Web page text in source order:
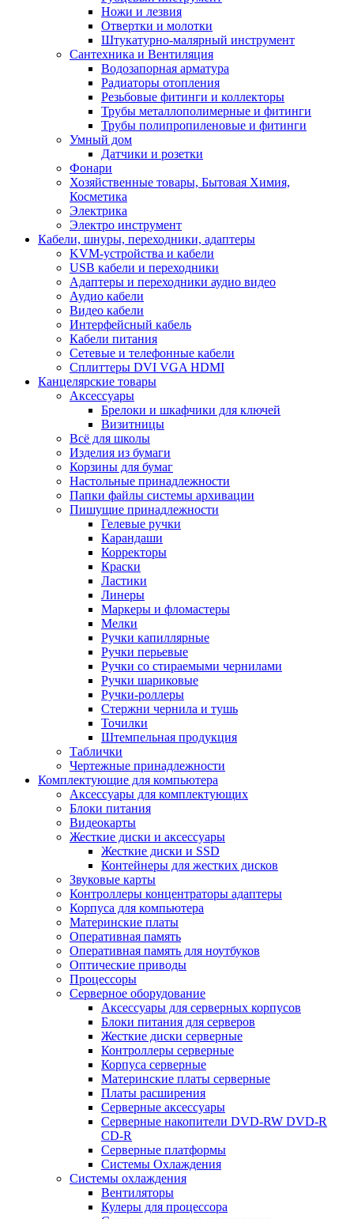
Ножи и лезвия
Отвертки и молотки
Штукатурно-малярный инструмент
Сантехника и Вентиляция
Водозапорная арматура
Радиаторы отопления
Резьбовые фитинги и коллекторы
Трубы металлополимерные и фитинги
Трубы полипропиленовые и фитинги
Умный дом
Датчики и розетки
Фонари
Хозяйственные товары, Бытовая Химия,
Косметика
Электрика
Электро инструмент
Кабели, шнуры, переходники, адаптеры
KVM-устройства и кабели
USB кабели и переходники
Адаптеры и переходники аудио видео
Аудио кабели
Видео кабели
Интерфейсный кабель
Кабели питания
Сетевые и телефонные кабели
Сплиттеры DVI VGA HDMI
Канцелярские товары
Аксессуары
Брелоки и шкафчики для ключей
Визитницы
Всё для школы
Изделия из бумаги
Корзины для бумаг
Настольные принадлежности
Папки файлы системы архивации
Пишущие принадлежности
Гелевые ручки
Карандаши
Корректоры
Краски
Ластики
Линеры
Маркеры и фломастеры
Мелки
Ручки капиллярные
Ручки перьевые
Ручки со стираемыми чернилами
Ручки шариковые
Ручки-роллеры
Стержни чернила и тушь
Точилки
Штемпельная продукция
Таблички
Чертежные принадлежности
Комплектующие для компьютера
Аксессуары для комплектующих
Блоки питания
Видеокарты
Жесткие диски и аксессуары
Жесткие диски и SSD
Контейнеры для жестких дисков
Звуковые карты
Контроллеры концентраторы адаптеры
Корпуса для компьютера
Материнские платы
Оперативная память
Оперативная память для ноутбуков
Оптические приводы
Процессоры
Серверное оборудование
Аксессуары для серверных корпусов
Блоки питания для серверов
Жесткие диски серверные
Контроллеры серверные
Корпуса серверные
Материнские платы серверные
Платы расширения
Серверные аксессуары
Серверные накопители DVD-RW DVD-R
CD-R
Серверные платформы
Системы Охлаждения
Системы охлаждения
Вентиляторы
Кулеры для процессора